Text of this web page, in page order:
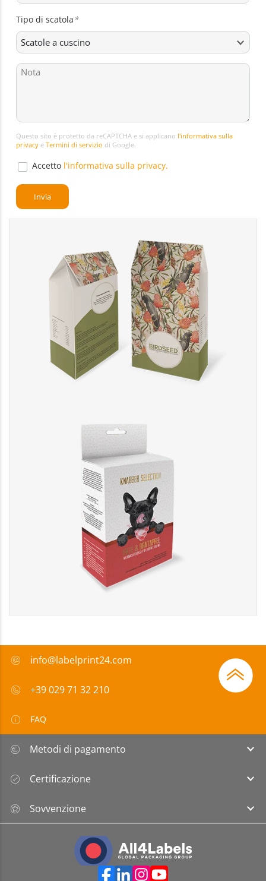
Tipo di scatola
Questo sito è protetto da reCAPTCHA e si applicano l'informativa sulla
privacy e Termini di servizio di Google.
Accetto l'informativa sulla privacy.
info@labelprint24.com
+39 029 71 32 210
FAQ
Metodi di pagamento
Certificazione
Sovvenzione